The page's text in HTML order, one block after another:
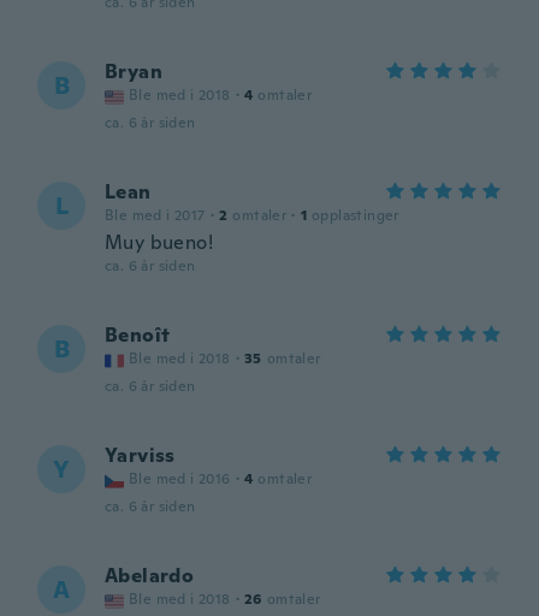
B Bryan
Ble med i 2018 · 4 omtaler
ca. 6 år siden
L Lean
Ble med i 2017 · 2 omtaler · 1 opplastinger
Muy bueno!
ca. 6 år siden
B Benoît
Ble med i 2018 · 35 omtaler
ca. 6 år siden
Y Yarviss
Ble med i 2016 · 4 omtaler
ca. 6 år siden
A Abelardo
Ble med i 2018 · 26 omtaler